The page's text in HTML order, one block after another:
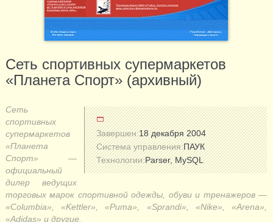
Сеть спортивных супермаркетов
«Планета Спорт» (архивный)
Завершен:18 декабря 2004
Система управления:ПАУК
Технологии:Parser, MySQL
Сеть
спортивных
супермаркетов
«Планета
Спорт» —
официальный
дилер ведущих
торговых марок спортивной одежды, обуви и тренажеров —
«Columbia», «Kettler», «Puma», «Sprandi», «Nike», «Arena»,
«Adidas» и другие.